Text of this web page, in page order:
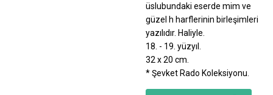
üslubundaki eserde mim ve
güzel h harflerinin birleşimleri
yazılıdır. Haliyle.
18. - 19. yüzyıl.
32 x 20 cm.
* Şevket Rado Koleksiyonu.